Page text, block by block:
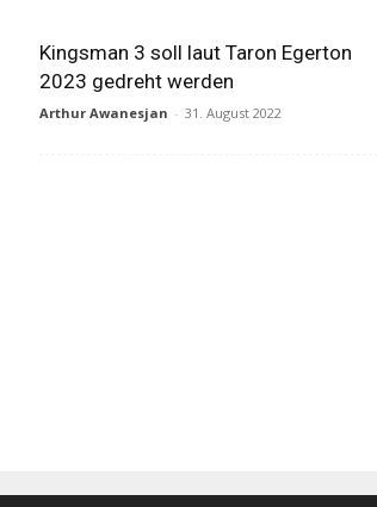
Kingsman 3 soll laut Taron Egerton
2023 gedreht werden
Arthur Awanesjan - 31. August 2022